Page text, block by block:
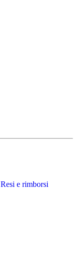
Resi e rimborsi